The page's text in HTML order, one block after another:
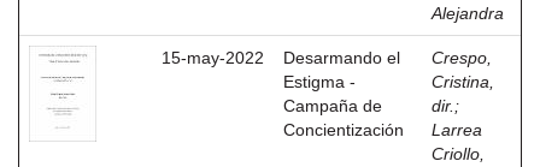
Alejandra
15-may-2022
Desarmando el
Estigma -
Campaña de
Concientización
Crespo,
Cristina,
dir. ;
Larrea
Criollo,